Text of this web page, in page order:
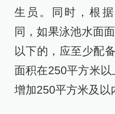
生员。同时，根
同，如果泳池水面
以下的，应至少配
面积在250平方米
增加250平方米及以